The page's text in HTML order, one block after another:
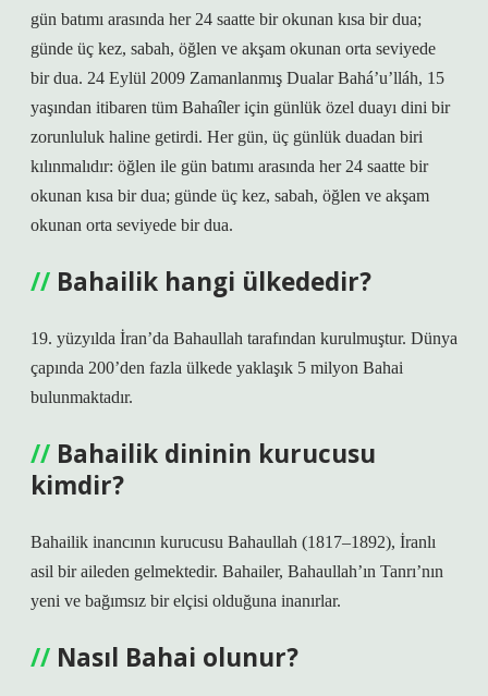
gün batımı arasında her 24 saatte bir okunan kısa bir dua;
günde üç kez, sabah, öğlen ve akşam okunan orta seviyede
bir dua. 24 Eylül 2009 Zamanlanmış Dualar Bahá’u’lláh, 15
yaşından itibaren tüm Bahaîler için günlük özel duayı dini bir
zorunluluk haline getirdi. Her gün, üç günlük duadan biri
kılınmalıdır: öğlen ile gün batımı arasında her 24 saatte bir
okunan kısa bir dua; günde üç kez, sabah, öğlen ve akşam
okunan orta seviyede bir dua.
Bahailik hangi ülkededir?
19. yüzyılda İran’da Bahaullah tarafından kurulmuştur. Dünya
çapında 200’den fazla ülkede yaklaşık 5 milyon Bahai
bulunmaktadır.
Bahailik dininin kurucusu
kimdir?
Bahailik inancının kurucusu Bahaullah (1817–1892), İranlı
asil bir aileden gelmektedir. Bahailer, Bahaullah’ın Tanrı’nın
yeni ve bağımsız bir elçisi olduğuna inanırlar.
Nasıl Bahai olunur?